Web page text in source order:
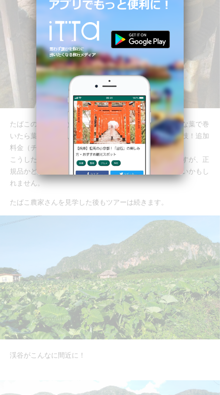
たばこの葉をしっかり乾燥させた後、くるくるっと大きな葉で巻
いたら葉巻の完成。あっという間に完成する様子は職人技！追加
料金（チップ？）で体験している旅行者もいました。
こうしたたばこ農家さんで葉巻を購入することも出来ますが、正
規品かどうかは怪しい部分があるので気を付けた方が良いかもし
れません。
たばこ農家さんを見学した後もツアーは続きます。
渓谷がこんなに間近に！